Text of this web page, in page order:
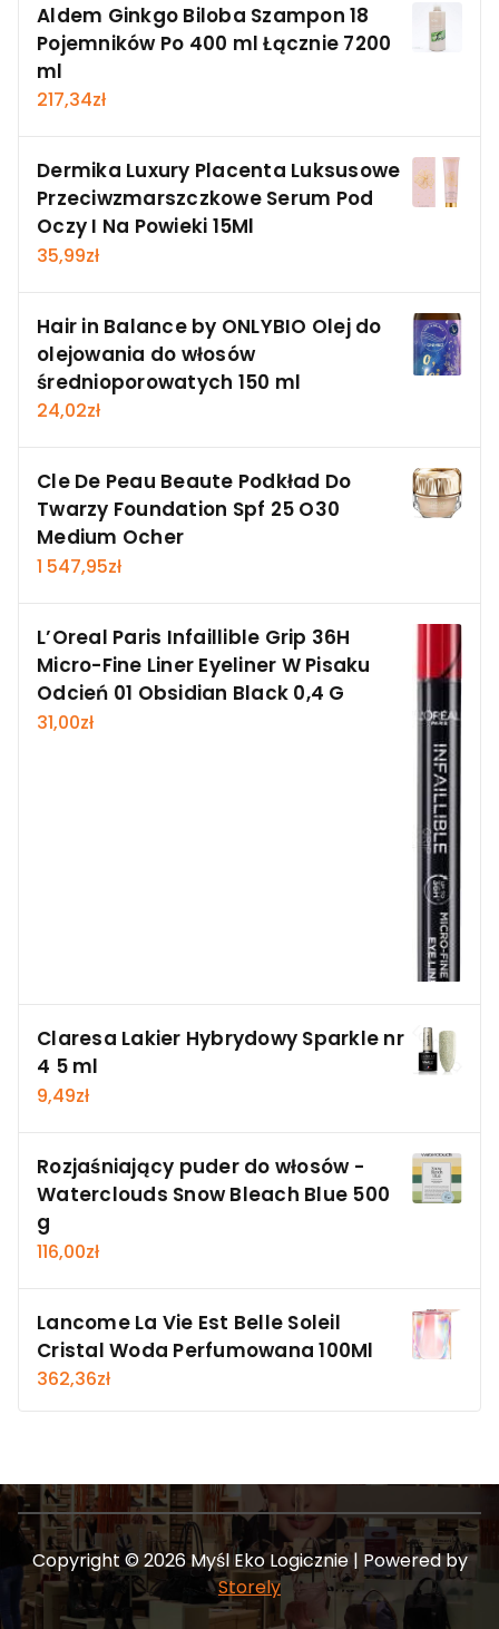
Aldem Ginkgo Biloba Szampon 18
Pojemników Po 400 ml Łącznie 7200
ml
217,34zł
Dermika Luxury Placenta Luksusowe
Przeciwzmarszczkowe Serum Pod
Oczy I Na Powieki 15Ml
35,99zł
Hair in Balance by ONLYBIO Olej do
olejowania do włosów
średnioporowatych 150 ml
24,02zł
Cle De Peau Beaute Podkład Do
Twarzy Foundation Spf 25 O30
Medium Ocher
1 547,95zł
L’Oreal Paris Infaillible Grip 36H
Micro-Fine Liner Eyeliner W Pisaku
Odcień 01 Obsidian Black 0,4 G
31,00zł
Claresa Lakier Hybrydowy Sparkle nr
4 5 ml
9,49zł
Rozjaśniający puder do włosów -
Waterclouds Snow Bleach Blue 500
g
116,00zł
Lancome La Vie Est Belle Soleil
Cristal Woda Perfumowana 100Ml
362,36zł
Copyright © 2026 Myśl Eko Logicznie | Powered by
Storely